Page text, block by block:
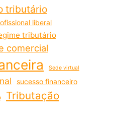
tributário
liberal
tributário
comercial
Sede virtual
sucesso financeiro
Tributação